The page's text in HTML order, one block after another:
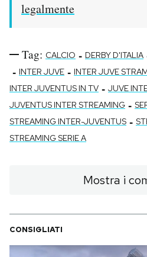
legalmente
Tag: CALCIO - DERBY D'ITALIA
- INTER JUVE - INTER JUVE
INTER JUVENTUS IN TV - JUVE
JUVENTUS INTER STREAMING -
STREAMING INTER-JUVENTUS -
STREAMING SERIE A
Mostra i
CONSIGLIATI